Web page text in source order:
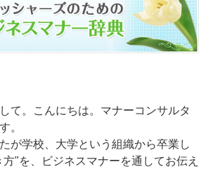
て。こんにちは。マナーコンサルタ
。
が学校、大学という組織から卒業し
"を、ビジネスマナーを通してお伝え